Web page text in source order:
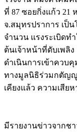
ที่ 87 ซอยกิ่งแก้ว 21
จ.สมุทรปราการ เป็
จำนวน แรงระเบิดท
ต้นเจ้าหน้าที่ดับเพลิ
ดำเนินการเข้าควบ
ทางมูลนิธิร่วมกตัญญู
เคียงแล้ว ความเสีย
มีรายงานข่าวจากช